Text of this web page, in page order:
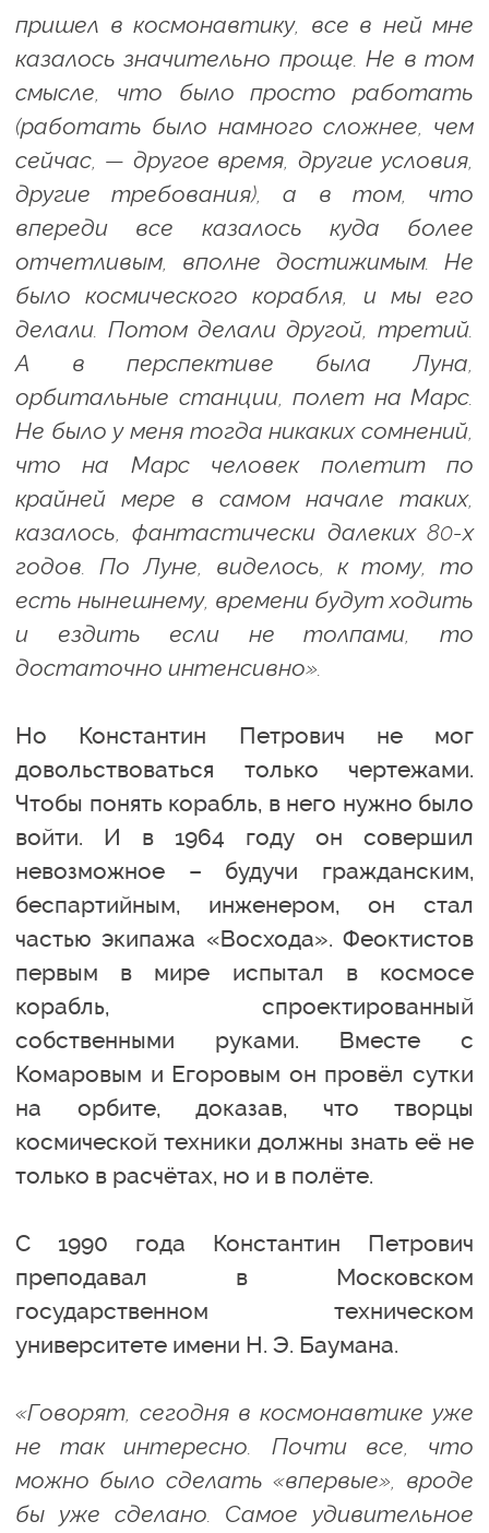
пришел в космонавтику, все в ней мне
казалось значительно проще. Не в том
смысле, что было просто работать
(работать было намного сложнее, чем
сейчас, — другое время, другие условия,
другие требования), а в том, что
впереди все казалось куда более
отчетливым, вполне достижимым. Не
было космического корабля, и мы его
делали. Потом делали другой, третий.
А в перспективе была Луна,
орбитальные станции, полет на Марс.
Не было у меня тогда никаких сомнений,
что на Марс человек полетит по
крайней мере в самом начале таких,
казалось, фантастически далеких 80-х
годов. По Луне, виделось, к тому, то
есть нынешнему, времени будут ходить
и ездить если не толпами, то
достаточно интенсивно».
Но Константин Петрович не мог
довольствоваться только чертежами.
Чтобы понять корабль, в него нужно было
войти. И в 1964 году он совершил
невозможное – будучи гражданским,
беспартийным, инженером, он стал
частью экипажа «Восхода». Феоктистов
первым в мире испытал в космосе
корабль, спроектированный
собственными руками. Вместе с
Комаровым и Егоровым он провёл сутки
на орбите, доказав, что творцы
космической техники должны знать её не
только в расчётах, но и в полёте.
С 1990 года Константин Петрович
преподавал в Московском
государственном техническом
университете имени Н. Э. Баумана.
«Говорят, сегодня в космонавтике уже
не так интересно. Почти все, что
можно было сделать «впервые», вроде
бы уже сделано. Самое удивительное